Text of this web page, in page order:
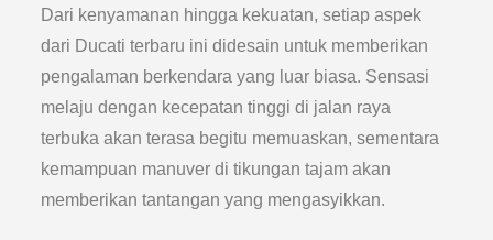
Dari kenyamanan hingga kekuatan, setiap aspek
dari Ducati terbaru ini didesain untuk memberikan
pengalaman berkendara yang luar biasa. Sensasi
melaju dengan kecepatan tinggi di jalan raya
terbuka akan terasa begitu memuaskan, sementara
kemampuan manuver di tikungan tajam akan
memberikan tantangan yang mengasyikkan.